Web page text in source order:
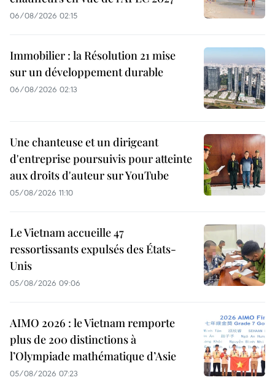
06/08/2026 02:15
Immobilier : la Résolution 21 mise
sur un développement durable
06/08/2026 02:13
Une chanteuse et un dirigeant
d'entreprise poursuivis pour atteinte
aux droits d'auteur sur YouTube
05/08/2026 11:10
Le Vietnam accueille 47
ressortissants expulsés des États-
Unis
05/08/2026 09:06
AIMO 2026 : le Vietnam remporte
plus de 200 distinctions à
l’Olympiade mathématique d’Asie
05/08/2026 07:23